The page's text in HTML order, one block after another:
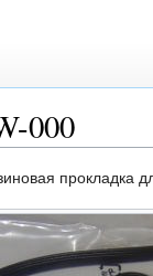
000
прокладка